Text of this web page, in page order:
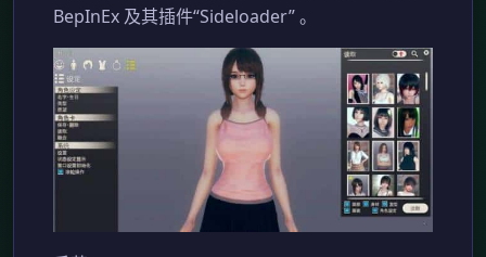
BepInEx 及其插件“Sideloader” 。